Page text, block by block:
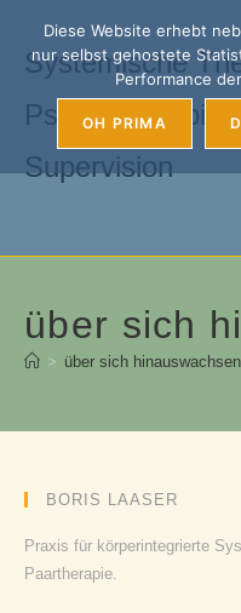
springen
Systemische
Psychotherapie,
Supervision
über sich
> über sich hinauswachsen
BORIS LAASER
Praxis für körperintegrierte
Paartherapie.
Diese Website erhebt
nur selbst gehostete
Performance
OH PRIMA